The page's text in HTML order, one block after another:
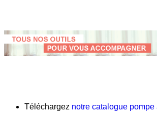
Téléchargez notre catalogue pompe